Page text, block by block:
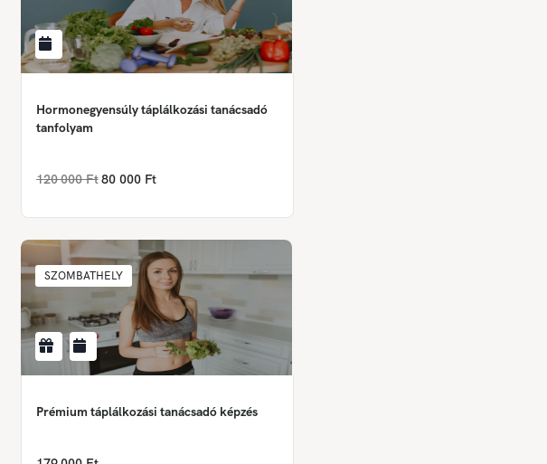
Hormonegyensúly táplálkozási tanácsadó
tanfolyam
120 000 Ft 80 000 Ft
SZOMBATHELY
Prémium táplálkozási tanácsadó képzés